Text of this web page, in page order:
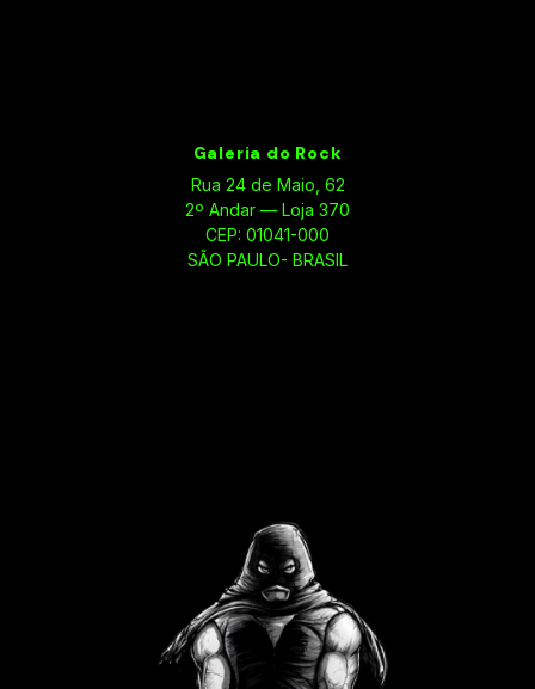
Galeria do Rock
Rua 24 de Maio, 62
2º Andar — Loja 370
CEP: 01041-000
SÃO PAULO- BRASIL